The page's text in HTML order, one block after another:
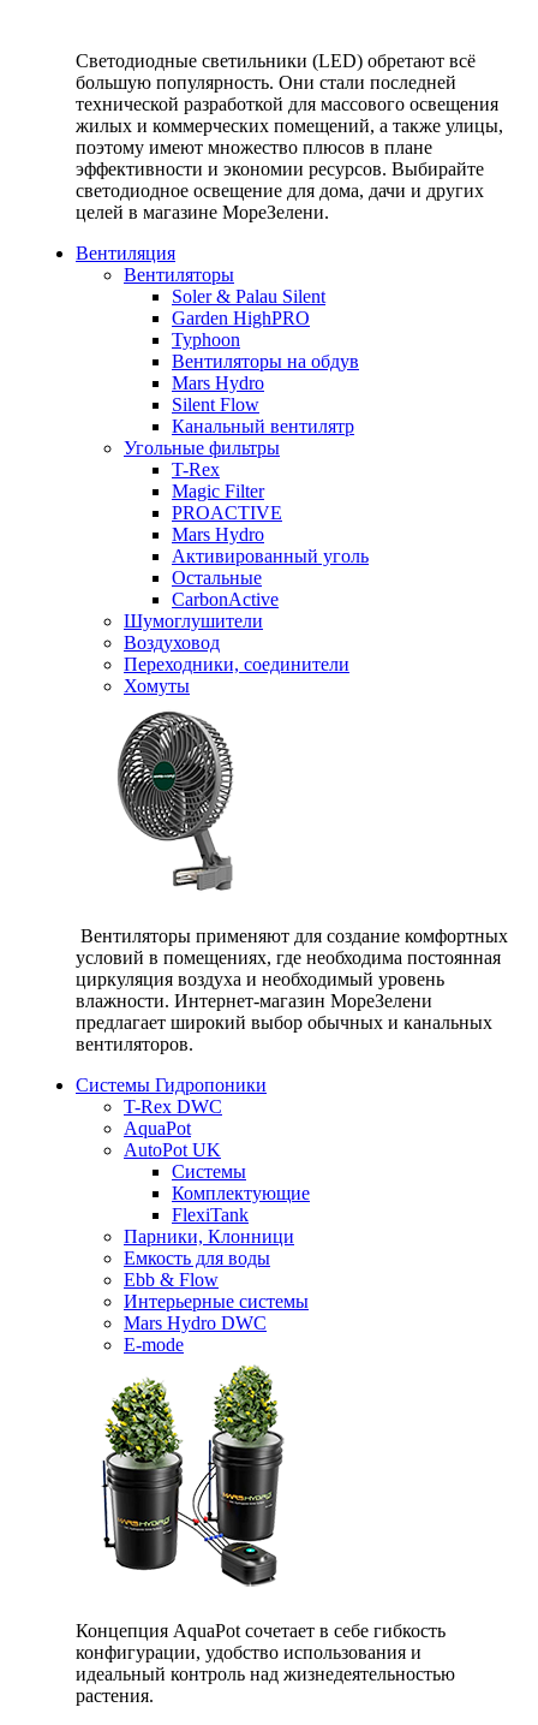
Светодиодные светильники (LED) обретают всё
большую популярность. Они стали последней
технической разработкой для массового освещения
жилых и коммерческих помещений, а также улицы,
поэтому имеют множество плюсов в плане
эффективности и экономии ресурсов. Выбирайте
светодиодное освещение для дома, дачи и других
целей в магазине МореЗелени.
Вентиляция
Вентиляторы
Soler & Palau Silent
Garden HighPRO
Typhoon
Вентиляторы на обдув
Mars Hydro
Silent Flow
Канальный вентилятр
Угольные фильтры
T-Rex
Magic Filter
PROACTIVE
Mars Hydro
Активированный уголь
Остальные
CarbonActive
Шумоглушители
Воздуховод
Переходники, соединители
Хомуты
Вентиляторы применяют для создание комфортных
условий в помещениях, где необходима постоянная
циркуляция воздуха и необходимый уровень
влажности. Интернет-магазин МореЗелени
предлагает широкий выбор обычных и канальных
вентиляторов.
Системы Гидропоники
T-Rex DWC
AquaPot
AutoPot UK
Системы
Комплектующие
FlexiTank
Парники, Клонници
Емкость для воды
Ebb & Flow
Интерьерные системы
Mars Hydro DWC
E-mode
Концепция AquaPot сочетает в себе гибкость
конфигурации, удобство использования и
идеальный контроль над жизнедеятельностью
растения.